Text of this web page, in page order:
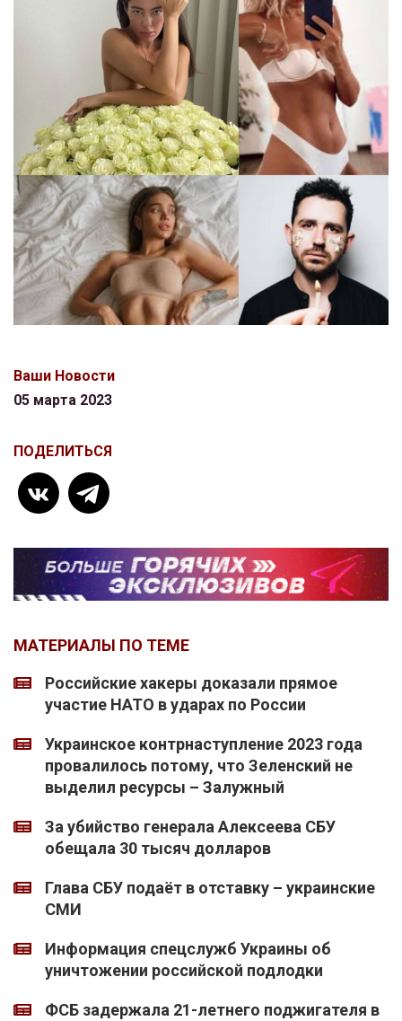
Ваши Новости
05 марта 2023
ПОДЕЛИТЬСЯ
МАТЕРИАЛЫ ПО ТЕМЕ
Российские хакеры доказали прямое
участие НАТО в ударах по России
Украинское контрнаступление 2023 года
провалилось потому, что Зеленский не
выделил ресурсы – Залужный
За убийство генерала Алексеева СБУ
обещала 30 тысяч долларов
Глава СБУ подаёт в отставку – украинские
СМИ
Информация спецслужб Украины об
уничтожении российской подлодки
ФСБ задержала 21-летнего поджигателя в